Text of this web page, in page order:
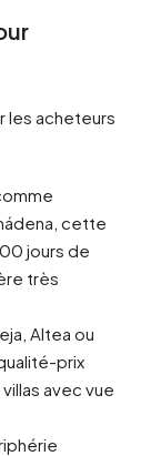
les acheteurs
cette
jours de
très
Altea ou
prix
avec vue